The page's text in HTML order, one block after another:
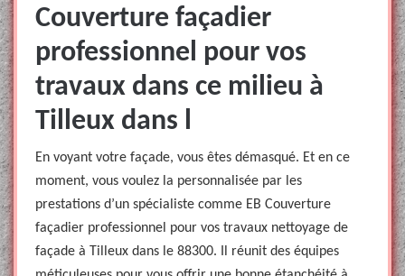
Couverture façadier
professionnel pour vos
travaux dans ce milieu à
Tilleux dans l
En voyant votre façade, vous êtes démasqué. Et en ce
moment, vous voulez la personnalisée par les
prestations d’un spécialiste comme EB Couverture
façadier professionnel pour vos travaux nettoyage de
façade à Tilleux dans le 88300. Il réunit des équipes